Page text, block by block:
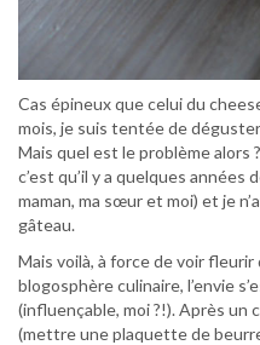
Cas épineux que celui du
mois, je suis tentée de
Mais quel est le problème alors
c’est qu’il y a quelques années
maman, ma sœur et moi) et je
gâteau.
Mais voilà, à force de voir
blogosphère culinaire, l’envie
(influençable, moi ?!). Après un
(mettre une plaquette de